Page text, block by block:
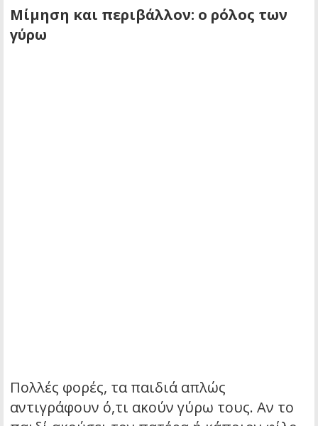
Μίμηση και περιβάλλον: ο ρόλος των
γύρω
Πολλές φορές, τα παιδιά απλώς
αντιγράφουν ό,τι ακούν γύρω τους. Αν το